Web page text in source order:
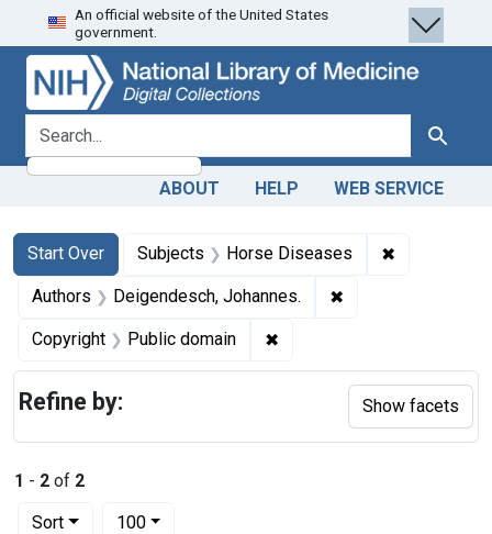
Skip
to
search
Skip to
main
content
Skip
to
first
result
An official website of the United States
government.
search for Search
ABOUT HELP WEB SERVICE
Search
Search Constraints
Start Over
You searched for:Subjects Horse Diseases ✖
Authors Deigendesch, Johannes. ✖
Copyright Public domain ✖
1 - 2 of 2
Sort
Number of results to display per page
100per page
Refine by: Show facets